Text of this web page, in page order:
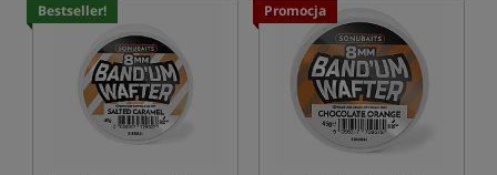
Bestseller! Promocja